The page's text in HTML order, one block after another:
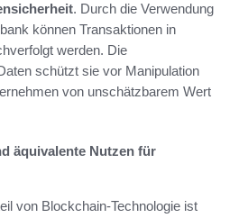
. Durch die Verwendung
können Transaktionen in
werden. Die
schützt sie vor Manipulation
von unschätzbarem Wert
äquivalente Nutzen für
von Blockchain-Technologie ist